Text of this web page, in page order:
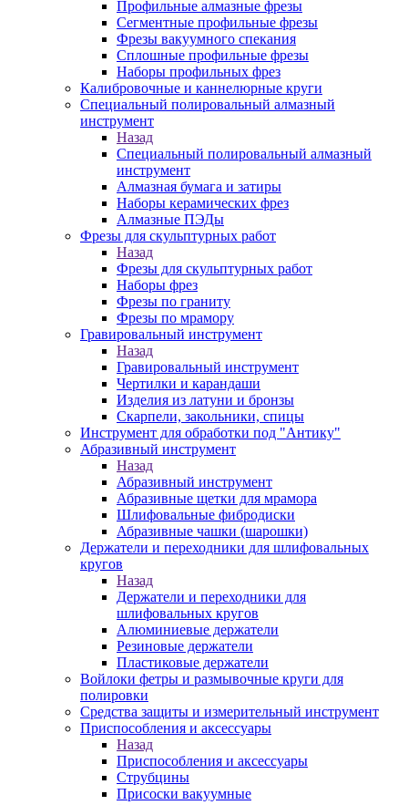
Профильные алмазные фрезы
Сегментные профильные фрезы
Фрезы вакуумного спекания
Сплошные профильные фрезы
Наборы профильных фрез
Калибровочные и каннелюрные круги
Специальный полировальный алмазный
инструмент
Назад
Специальный полировальный алмазный
инструмент
Алмазная бумага и затиры
Наборы керамических фрез
Алмазные ПЭДы
Фрезы для скульптурных работ
Назад
Фрезы для скульптурных работ
Наборы фрез
Фрезы по граниту
Фрезы по мрамору
Гравировальный инструмент
Назад
Гравировальный инструмент
Чертилки и карандаши
Изделия из латуни и бронзы
Скарпели, закольники, спицы
Инструмент для обработки под "Антику"
Абразивный инструмент
Назад
Абразивный инструмент
Абразивные щетки для мрамора
Шлифовальные фибродиски
Абразивные чашки (шарошки)
Держатели и переходники для шлифовальных
кругов
Назад
Держатели и переходники для
шлифовальных кругов
Алюминиевые держатели
Резиновые держатели
Пластиковые держатели
Войлоки фетры и размывочные круги для
полировки
Средства защиты и измерительный инструмент
Приспособления и аксессуары
Назад
Приспособления и аксессуары
Струбцины
Присоски вакуумные